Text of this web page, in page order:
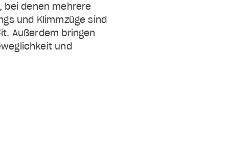
bei denen mehrere
und Klimmzüge sind
Außerdem bringen
und